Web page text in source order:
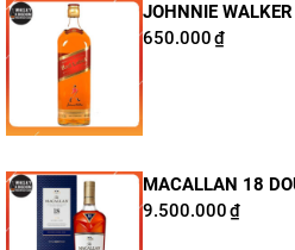
JOHNNIE
650.000₫
MACALLAN 18
9.500.000₫